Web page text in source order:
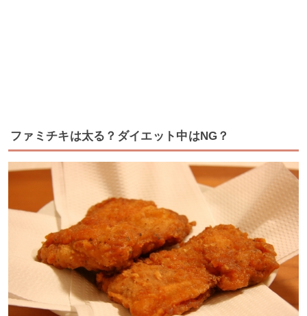
ファミチキは太る？ダイエット中はNG？